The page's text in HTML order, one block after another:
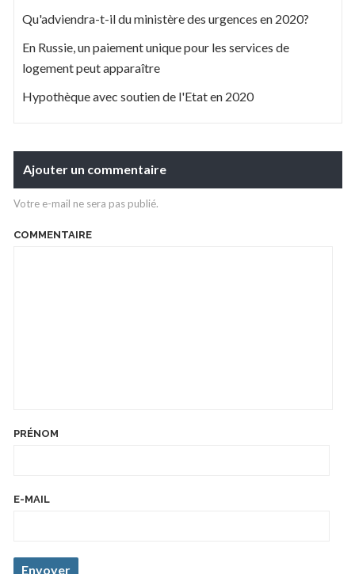
Qu'adviendra-t-il du ministère des urgences en 2020?
En Russie, un paiement unique pour les services de
logement peut apparaître
Hypothèque avec soutien de l'Etat en 2020
Ajouter un commentaire
Votre e-mail ne sera pas publié.
COMMENTAIRE
PRÉNOM
E-MAIL